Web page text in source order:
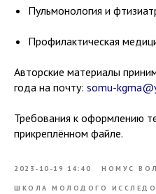
Пульмонология и
Профилактическая
Авторские материалы
года на почту: somu-
Требования к оформлению
прикреплённом файле.
2023-10-19 14:40 НОМУС
ШКОЛА МОЛОДОГО